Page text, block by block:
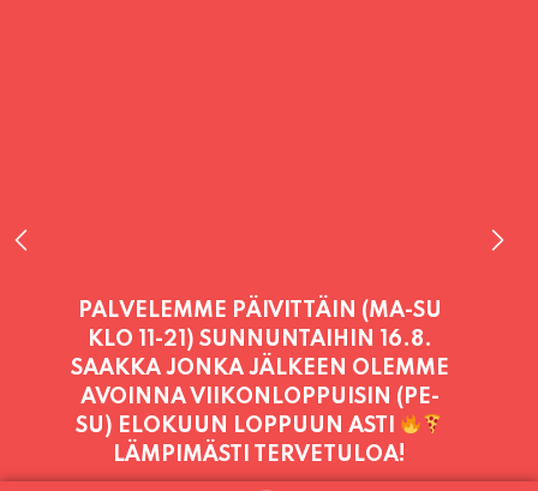
PALVELEMME TÄNÄÄN:
TORSTAI 11:00 - 21:00
PALVELEMME PÄIVITTÄIN (MA-SU
KLO 11-21) SUNNUNTAIHIN 16.8.
SAAKKA JONKA JÄLKEEN OLEMME
AVOINNA VIIKONLOPPUISIN (PE-